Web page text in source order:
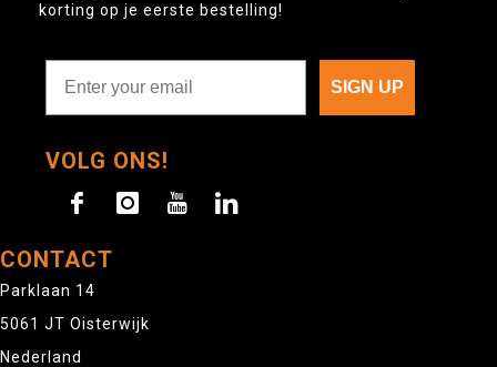
korting op je eerste bestelling!
SIGN UP
VOLG ONS!
CONTACT
Parklaan 14
5061 JT Oisterwijk
Nederland